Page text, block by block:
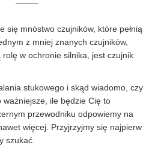
się mnóstwo czujników, które pełnią
z mniej znanych czujników,
w ochronie silnika, jest czujnik
stukowego i skąd wiadomo, czy
ile będzie Cię to
przewodniku odpowiemy na
więcej. Przyjrzyjmy się najpierw
szukać.